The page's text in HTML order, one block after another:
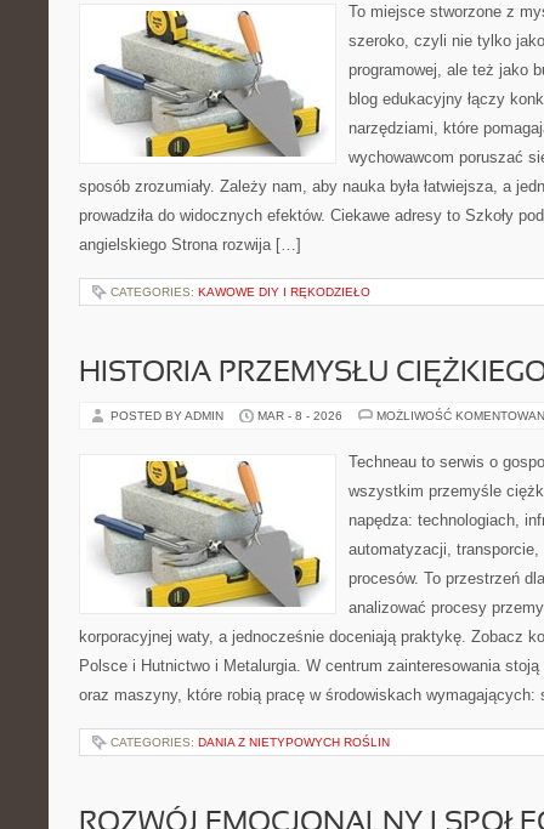
To miejsce stworzone z
szeroko, czyli nie tylko
programowej, ale też jako
blog edukacyjny łączy
narzędziami, które
wychowawcom poruszać
sposób zrozumiały. Zależy nam, aby nauka była łatwiejsza, a
prowadziła do widocznych efektów. Ciekawe adresy to Szkoły
angielskiego Strona rozwija […]
CATEGORIES: KAWOWE DIY I RĘKODZIEŁO
HISTORIA PRZEMYSŁU
POSTED BY ADMIN MAR - 8 - 2026 MOŻLIWOŚĆ
Techneau to serwis o
wszystkim przemyśle
napędza: technologiach,
automatyzacji,
procesów. To przestrzeń
analizować procesy
korporacyjnej waty, a jednocześnie doceniają praktykę. Zobacz
Polsce i Hutnictwo i Metalurgia. W centrum zainteresowania
oraz maszyny, które robią pracę w środowiskach
CATEGORIES: DANIA Z NIETYPOWYCH ROŚLIN